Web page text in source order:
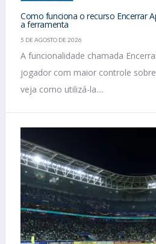
Como funciona o recurso Encerrar
a ferramenta
5 DE AGOSTO DE 2026
A funcionalidade chamada
jogador com maior controle
veja como utilizá-la....